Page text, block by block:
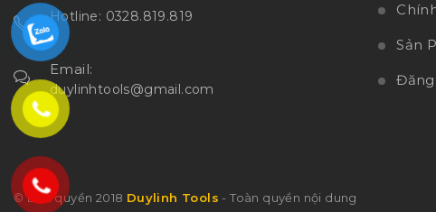
Hotline: 0328.819.819
Email:
duylinhtools@gmail.com
Sản
© Bản quyền 2018 Duylinh Tools - Toàn quyền nội dung